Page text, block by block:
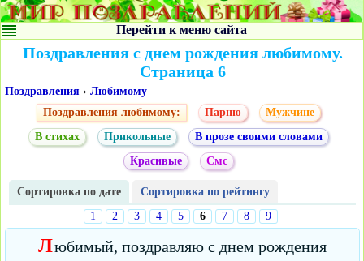
Перейти к меню сайта
Поздравления с днем рождения любимому.
Страница 6
Поздравления › Любимому
Поздравления любимому:
Парню
Мужчине
В стихах
Прикольные
В прозе своими словами
Красивые
Смс
Сортировка по дате
Сортировка по рейтингу
1
2 3 4 5 6 7 8 9
Любимый, поздравляю с днем рождения